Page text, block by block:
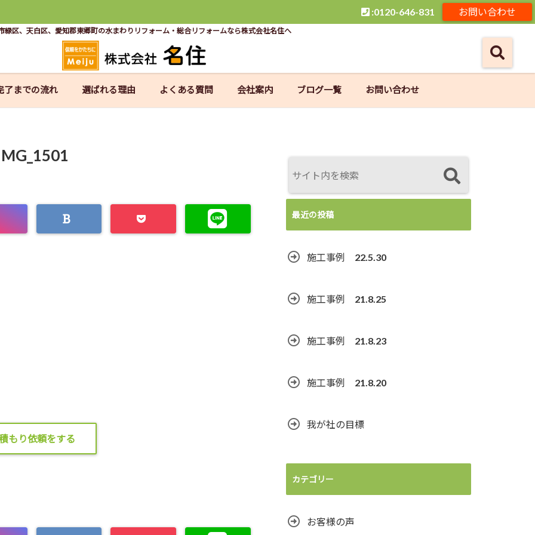
お問い合わせ
:0120-646-831
緑区、天白区、愛知郡東郷町の水まわりリフォーム・総合リフォームなら株式会社名住へ
了までの流れ 選ばれる理由 よくある質問 会社案内 ブログ一覧 お問い合わせ
もり依頼をする
最近の投稿
施工事例 22.5.30
施工事例 21.8.25
施工事例 21.8.23
施工事例 21.8.20
我が社の目標
カテゴリー
お客様の声